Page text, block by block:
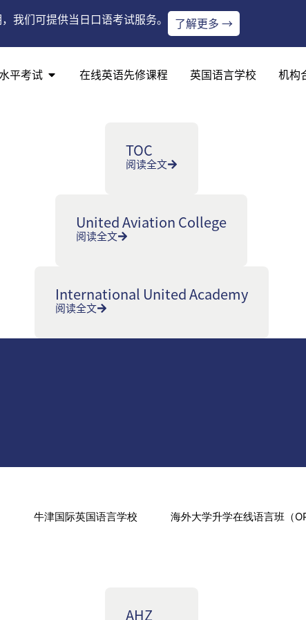
我们可提供当日口语考试服务。 了解更多 →
平考试 在线英语先修课程 英国语言学校 机构
TOC
阅读全文
United Aviation College
阅读全文
International United Academy
阅读全文
牛津国际英国语言学校 海外大学升学在线语言班（
AHZ